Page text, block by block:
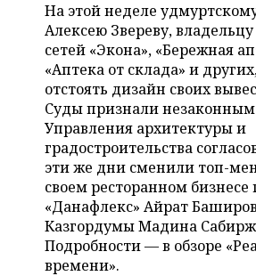
ВОЛЕЙБОЛ
КИБЕРСПОРТ
ФИГУРНОЕ КАТАНИЕ
ВОДНЫЕ ВИДЫ СПОРТА
ХОККЕЙ С МЯЧОМ
ИСТОРИЯ
КУЛЬТУРА
МЕДИЦИНА
ОБРАЗОВАНИЕ
ПРОИСШЕСТВИЯ
СПИСОК ПЕРСОН
СПИСОК КОМПАНИЙ
ПОЛНАЯ ВЕРСИЯ
На этой неделе
Алексею Звереву,
сетей «Экона», «Бережная
«Аптека от склада» и
отстоять дизайн своих
Суды признали незаконным
Управления архитектуры и
градостроительства
эти же дни сменили топ-
своем ресторанном бизнесе
«Данафлекс» Айрат
Казгордумы Мадина
Подробности — в обзоре
времени».